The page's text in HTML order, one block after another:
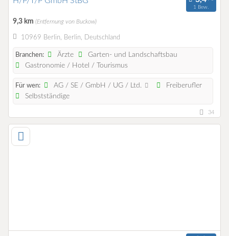
1 Bew.
9,3 km (Entfernung von Buckow)
10969 Berlin, Berlin, Deutschland
Branchen: Ärzte
Garten- und Landschaftsbau
Gastronomie / Hotel / Tourismus
Für wen: AG / SE / GmbH / UG / Ltd.
Freiberufler
Selbstständige
34